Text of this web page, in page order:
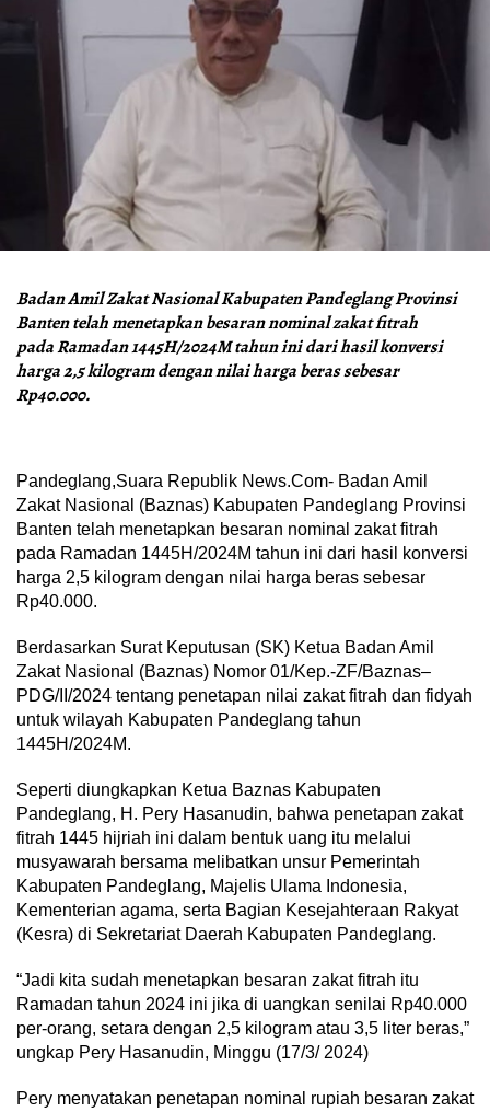
Badan Amil Zakat Nasional Kabupaten Pandeglang Provinsi
Banten telah menetapkan besaran nominal zakat fitrah
pada Ramadan 1445H/2024M tahun ini dari hasil konversi
harga 2,5 kilogram dengan nilai harga beras sebesar
Rp40.000.
Pandeglang,Suara Republik News.Com- Badan Amil
Zakat Nasional (Baznas) Kabupaten Pandeglang Provinsi
Banten telah menetapkan besaran nominal zakat fitrah
pada Ramadan 1445H/2024M tahun ini dari hasil konversi
harga 2,5 kilogram dengan nilai harga beras sebesar
Rp40.000.
Berdasarkan Surat Keputusan (SK) Ketua Badan Amil
Zakat Nasional (Baznas) Nomor 01/Kep.-ZF/Baznas–
PDG/II/2024 tentang penetapan nilai zakat fitrah dan fidyah
untuk wilayah Kabupaten Pandeglang tahun
1445H/2024M.
Seperti diungkapkan Ketua Baznas Kabupaten
Pandeglang, H. Pery Hasanudin, bahwa penetapan zakat
fitrah 1445 hijriah ini dalam bentuk uang itu melalui
musyawarah bersama melibatkan unsur Pemerintah
Kabupaten Pandeglang, Majelis Ulama Indonesia,
Kementerian agama, serta Bagian Kesejahteraan Rakyat
(Kesra) di Sekretariat Daerah Kabupaten Pandeglang.
“Jadi kita sudah menetapkan besaran zakat fitrah itu
Ramadan tahun 2024 ini jika di uangkan senilai Rp40.000
per-orang, setara dengan 2,5 kilogram atau 3,5 liter beras,”
ungkap Pery Hasanudin, Minggu (17/3/ 2024)
Pery menyatakan penetapan nominal rupiah besaran zakat